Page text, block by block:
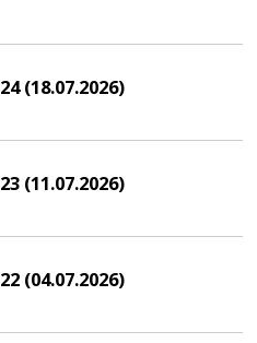
(18.07.2026)
(11.07.2026)
(04.07.2026)